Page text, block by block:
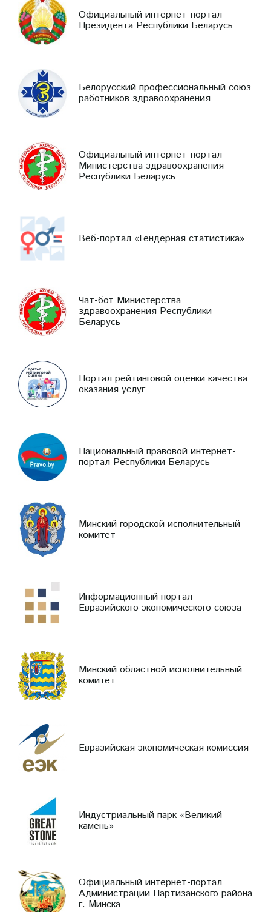
Официальный интернет-портал
Президента Республики Беларусь
Белорусский профессиональный союз
работников здравоохранения
Официальный интернет-портал
Министерства здравоохранения
Республики Беларусь
Веб-портал «Гендерная статистика»
Чат-бот Министерства
здравоохранения Республики
Беларусь
Портал рейтинговой оценки качества
оказания услуг
Национальный правовой интернет-
портал Республики Беларусь
Минский городской исполнительный
комитет
Информационный портал
Евразийского экономического союза
Минский областной исполнительный
комитет
Евразийская экономическая комиссия
Индустриальный парк «Великий
камень»
Официальный интернет-портал
Администрации Партизанского района
г. Минска